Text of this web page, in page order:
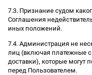
7.3. Признание судом
Соглашения
иных положений.
7.4. Администрация не
лиц (включая платежные
доставки), которые могут
перед Пользователем.